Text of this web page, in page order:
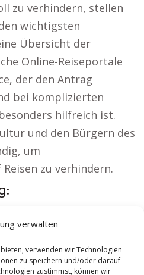
verwalten
verwenden wir Technologien
zu speichern und/oder darauf
zustimmst, können wir
zu verhindern, stellen
wichtigsten
Übersicht der
Online-Reiseportale
der den Antrag
bei komplizierten
hilfreich ist.
und den Bürgern des
um
zu verhindern.
|Versicherung Bad
Sülze|Schamane Bad